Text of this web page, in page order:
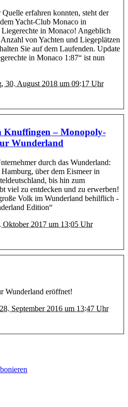
erfahren konnten, steht der
Yacht-Club Monaco in
in Monaco! Angeblich
von Yachten und Liegeplätzen
Sie auf dem Laufenden. Update
in Monaco 1:87“ ist nun
30. August 2018 um 09:17 Uhr
Knuffingen – Monopoly-
Wunderland
durch das Wunderland:
über dem Eismeer in
bis hin zum
viel zu entdecken und zu erwerben!
Volk im Wunderland behilflich -
Edition“
Oktober 2017 um 13:05 Uhr
Wunderland eröffnet!
September 2016 um 13:47 Uhr